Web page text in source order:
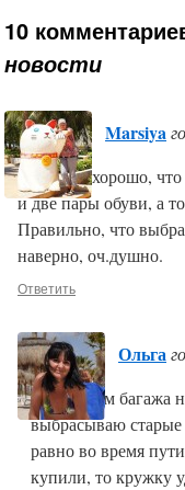
10
новости
Marsiya
Может, и хорошо, что
и две пары обуви, а
Правильно, что
наверно, оч.душно.
Ответить
Ольга
Да, с весом багажа
выбрасываю
равно во время
купили, то кружку